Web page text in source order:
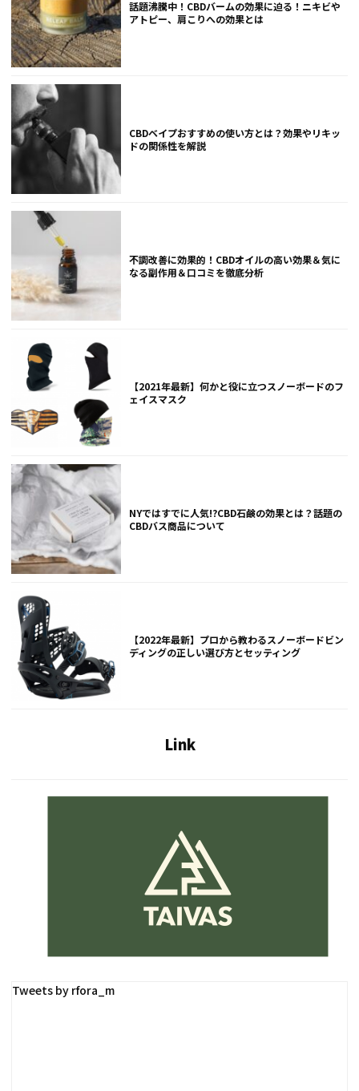
話題沸騰中！CBDバームの効果に迫る！ニキビや
アトピー、肩こりへの効果とは
CBDベイプおすすめの使い方とは？効果やリキッ
ドの関係性を解説
不調改善に効果的！CBDオイルの高い効果＆気に
なる副作用＆口コミを徹底分析
【2021年最新】何かと役に立つスノーボードのフ
ェイスマスク
NYではすでに人気!?CBD石鹸の効果とは？話題の
CBDバス商品について
【2022年最新】プロから教わるスノーボードビン
ディングの正しい選び方とセッティング
Link
Tweets by rfora_m